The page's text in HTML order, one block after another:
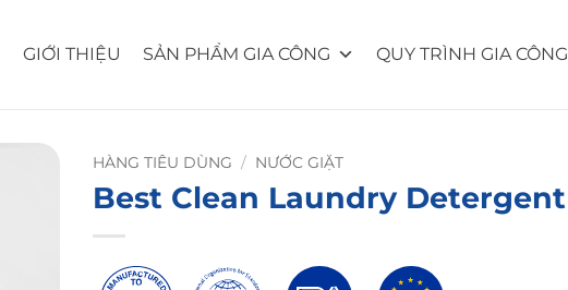
GIỚI THIỆU SẢN PHẨM GIA CÔNG QUY TRÌNH GIA CÔNG
HÀNG TIÊU DÙNG / NƯỚC GIẶT
Best Clean Laundry Detergent